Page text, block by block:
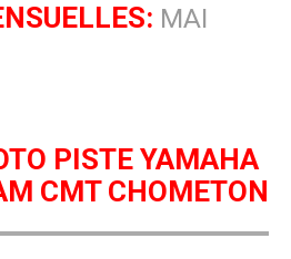
MAI
PISTE YAMAHA
CMT CHOMETON